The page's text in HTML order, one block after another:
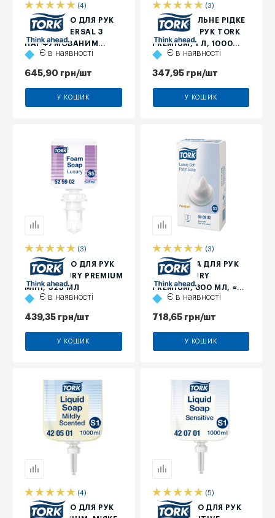
(4)
РІДКЕ МИЛО ДЛЯ РУК
TORK UNIVERSAL З
ПАРФУМОВАНИМ
АРОМАТОМ, 5 Л
Є в наявності
645,90 грн/шт
У КОШИК
(3)
ІНДУСТРІАЛЬНЕ РІДКЕ
МИЛО ДЛЯ РУК TORK
PREMIUM, 1 Л, 1000
ПОРЦІЙ
Є в наявності
347,95грн/шт
У КОШИК
(3)
М'ЯКЕ МИЛО ДЛЯ РУК
TORK LUXURY PREMIUM
МІНІ, 525 МЛ
Є в наявності
439,35 грн/шт
У КОШИК
(3)
МИЛО-ПІНА ДЛЯ РУК
TORK LUXURY
PREMIUM, 800 МЛ, ≈
2000 ПОРЦІЙ
Є в наявності
718,65грн/шт
У КОШИК
(4)
РІДКЕ МИЛО ДЛЯ РУК
(5)
РІДКЕ МИЛО ДЛЯ РУК